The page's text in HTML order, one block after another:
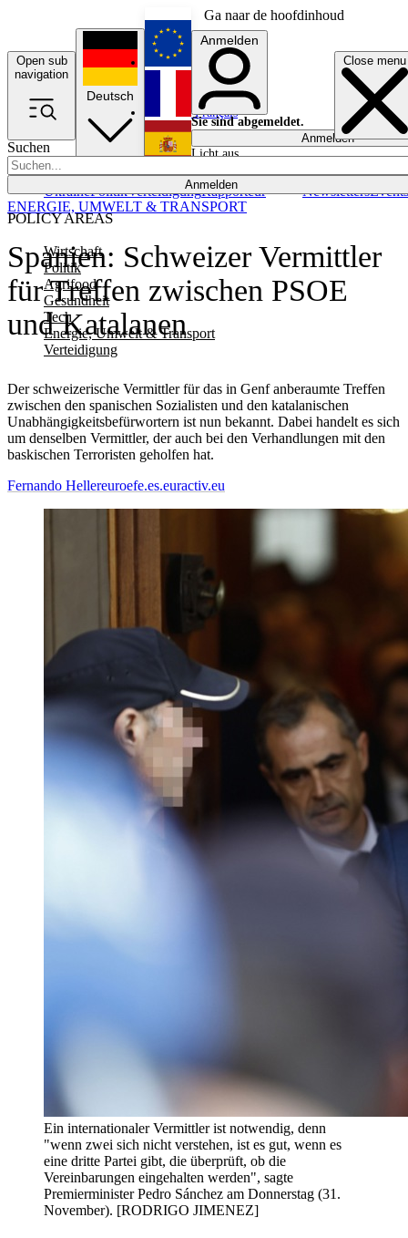
Ga naar de hoofdinhoud
Open sub
navigation
Close menu
Suchen
Anmelden
POLICY AREAS
Wirtschaft
Politik
Agrifood
Gesundheit
Tech
Energie, Umwelt & Transport
Verteidigung
UkrainePolitikVerteidigungRapporteur NewslettersEvents
Deutsch
English
Français
Anmelden
Sie sind abgemeldet.
Anmelden
Licht aus
Spanien: Schweizer Vermittler
für Treffen zwischen PSOE
und Katalanen
Der schweizerische Vermittler für das in Genf anberaumte Treffen
zwischen den spanischen Sozialisten und den katalanischen
Unabhängigkeitsbefürwortern ist nun bekannt. Dabei handelt es sich
um denselben Vermittler, der auch bei den Verhandlungen mit den
baskischen Terroristen geholfen hat.
ENERGIE, UMWELT & TRANSPORT
Fernando Hellereuroefe.es.euractiv.eu
Ein internationaler Vermittler ist notwendig, denn
"wenn zwei sich nicht verstehen, ist es gut, wenn es
eine dritte Partei gibt, die überprüft, ob die
Vereinbarungen eingehalten werden", sagte
Premierminister Pedro Sánchez am Donnerstag (31.
November). [RODRIGO JIMENEZ]